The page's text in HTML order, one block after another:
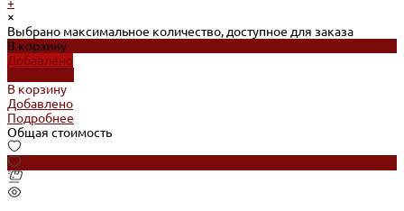
×
Выбрано максимальное количество, доступное для заказа
В корзину
Добавлено
В корзину
Добавлено
Подробнее
Общая стоимость